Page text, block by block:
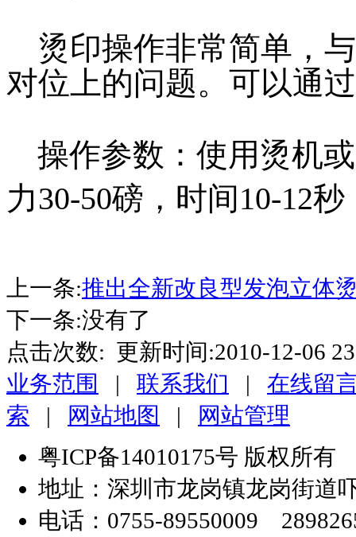
烫印操作非常简单，
对位上的问题。可以通
操作参数：使用烫机
力30-50磅 ，时间10-12秒
上一条:推出全新改良型发泡立体
下一条:没有了
点击次数: 更新时间:2010-12-06
业务范围
| 联系我们 | 在线留
索 | 网站地图 |
网站管理
粤ICP备14010175号 版权所
地址：深圳市龙岗镇龙岗街道
电话：0755-89550009